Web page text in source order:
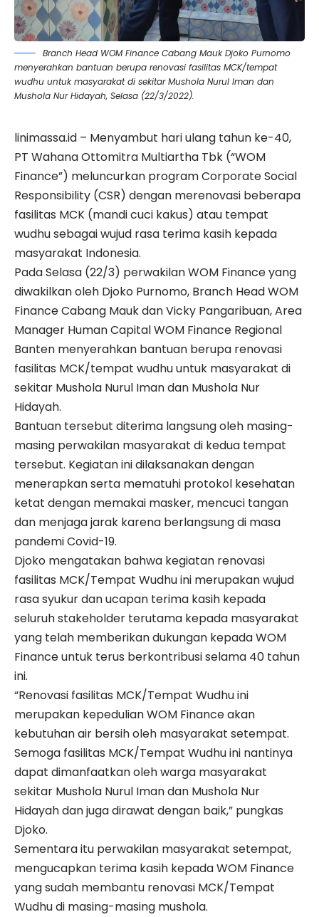
Branch Head WOM Finance Cabang Mauk Djoko Purnomo
menyerahkan bantuan berupa renovasi fasilitas MCK/tempat
wudhu untuk masyarakat di sekitar Mushola Nurul Iman dan
Mushola Nur Hidayah, Selasa (22/3/2022).
linimassa.id – Menyambut hari ulang tahun ke-40,
PT Wahana Ottomitra Multiartha Tbk (“WOM
Finance”) meluncurkan program Corporate Social
Responsibility (CSR) dengan merenovasi beberapa
fasilitas MCK (mandi cuci kakus) atau tempat
wudhu sebagai wujud rasa terima kasih kepada
masyarakat Indonesia.
Pada Selasa (22/3) perwakilan WOM Finance yang
diwakilkan oleh Djoko Purnomo, Branch Head WOM
Finance Cabang Mauk dan Vicky Pangaribuan, Area
Manager Human Capital WOM Finance Regional
Banten menyerahkan bantuan berupa renovasi
fasilitas MCK/tempat wudhu untuk masyarakat di
sekitar Mushola Nurul Iman dan Mushola Nur
Hidayah.
Bantuan tersebut diterima langsung oleh masing-
masing perwakilan masyarakat di kedua tempat
tersebut. Kegiatan ini dilaksanakan dengan
menerapkan serta mematuhi protokol kesehatan
ketat dengan memakai masker, mencuci tangan
dan menjaga jarak karena berlangsung di masa
pandemi Covid-19.
Djoko mengatakan bahwa kegiatan renovasi
fasilitas MCK/Tempat Wudhu ini merupakan wujud
rasa syukur dan ucapan terima kasih kepada
seluruh stakeholder terutama kepada masyarakat
yang telah memberikan dukungan kepada WOM
Finance untuk terus berkontribusi selama 40 tahun
ini.
“Renovasi fasilitas MCK/Tempat Wudhu ini
merupakan kepedulian WOM Finance akan
kebutuhan air bersih oleh masyarakat setempat.
Semoga fasilitas MCK/Tempat Wudhu ini nantinya
dapat dimanfaatkan oleh warga masyarakat
sekitar Mushola Nurul Iman dan Mushola Nur
Hidayah dan juga dirawat dengan baik,” pungkas
Djoko.
Sementara itu perwakilan masyarakat setempat,
mengucapkan terima kasih kepada WOM Finance
yang sudah membantu renovasi MCK/Tempat
Wudhu di masing-masing mushola.